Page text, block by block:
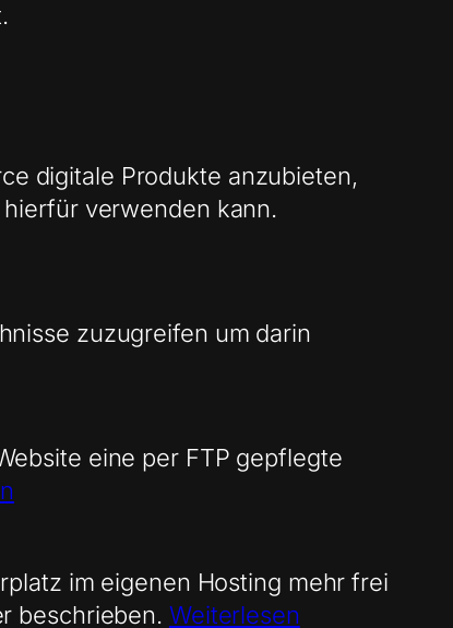
digitale Produkte anzubieten,
verwenden kann.
zuzugreifen um darin
eine per FTP gepflegte
im eigenen Hosting mehr frei
beschrieben. Weiterlesen